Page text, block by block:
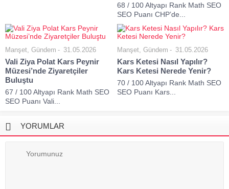
68 / 100 Altyapı Rank Math SEO
SEO Puanı CHP’de...
Manşet, Gündem 31.05.2026
Vali Ziya Polat Kars Peynir
Müzesi’nde Ziyaretçiler
Buluştu
67 / 100 Altyapı Rank Math SEO
SEO Puanı Vali...
Manşet, Gündem 31.05.2026
Kars Ketesi Nasıl Yapılır?
Kars Ketesi Nerede Yenir?
70 / 100 Altyapı Rank Math SEO
SEO Puanı Kars...
YORUMLAR